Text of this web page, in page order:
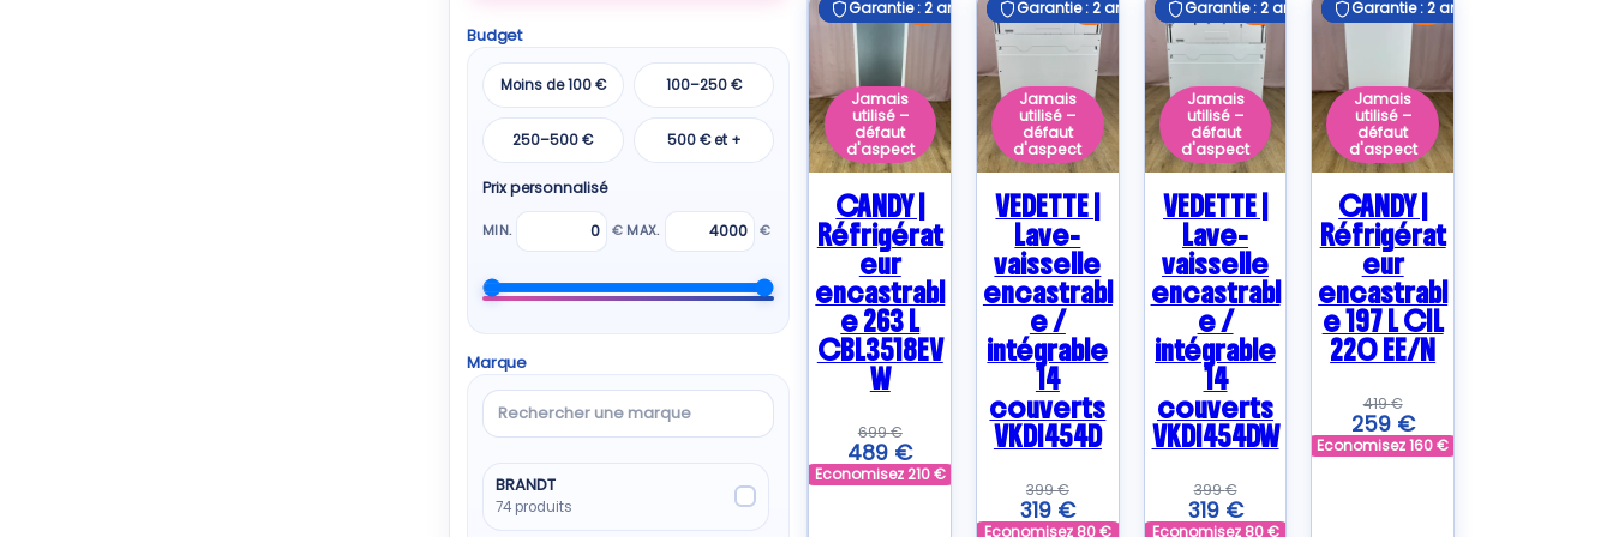
Budget
Moins de 100 € 100–250 €
250–500 € 500 € et +
Prix personnalisé
MIN. € MAX. €
Marque
Rechercher
une
BRANDT
74 produits
E
Garantie : 2 ans
Jamais
utilisé –
défaut
d'aspect
Garantie : 2 ans
CANDY |
Réfrigérat
eur
encastrabl
e 263 L
CBL3518EV
W
699€
489 €
Economisez210€
E
Garantie : 2 ans
Jamais
utilisé –
défaut
d'aspect
Garantie : 2 ans
VEDETTE |
Lave-
vaisselle
encastrabl
e /
intégrable
14
couverts
VKDI454D
399€
319 €
Economisez 80€
E
Garantie : 2 ans
Jamais
utilisé –
défaut
d'aspect
Garantie : 2 ans
VEDETTE |
Lave-
vaisselle
encastrabl
e /
intégrable
14
couverts
VKDI454DW
399€
319 €
Economisez 80€
E
Garantie : 2 ans
Jamais
utilisé –
défaut
d'aspect
Garantie : 2 ans
CANDY |
Réfrigérat
eur
encastrabl
e 197 L CIL
220 EE/N
419€
259 €
Economisez160€